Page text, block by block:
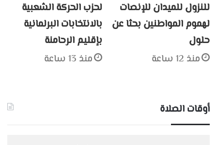
للنزول للميدان للإنصات
لهموم المواطنين بحثا عن
حلول
منذ 12 ساعة
لحزب الحركة الشعبية
بالانتخابات البرلمانية
بإقليم الرحامنة
منذ 13 ساعة
أوقات الصلاة